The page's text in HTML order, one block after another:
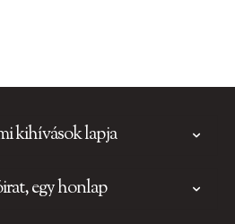
kihívások lapja
egy honlap